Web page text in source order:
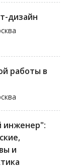
дизайн
работы в
инженер":
и